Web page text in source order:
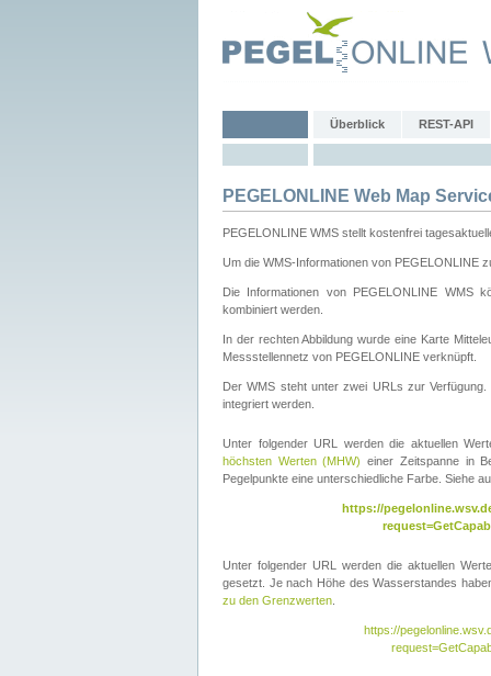
Überblick REST-API
PEGELONLINE Web Map
PEGELONLINE WMS stellt kostenfrei
Um die WMS-Informationen von PEGELONLINE
Die Informationen von PEGELONLINE WMS
kombiniert werden.
In der rechten Abbildung wurde eine Karte
Messstellennetz von PEGELONLINE verknüpft.
Der WMS steht unter zwei URLs zur
integriert werden.
Unter folgender URL werden die aktuellen
höchsten Werten (MHW) einer Zeitspanne in
Pegelpunkte eine unterschiedliche Farbe. Siehe
https://
Unter folgender URL werden die aktuellen
gesetzt. Je nach Höhe des Wasserstandes
zu den Grenzwerten
https://